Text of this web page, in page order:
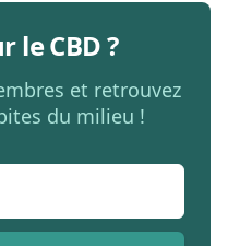
le CBD ?
et retrouvez
du milieu !